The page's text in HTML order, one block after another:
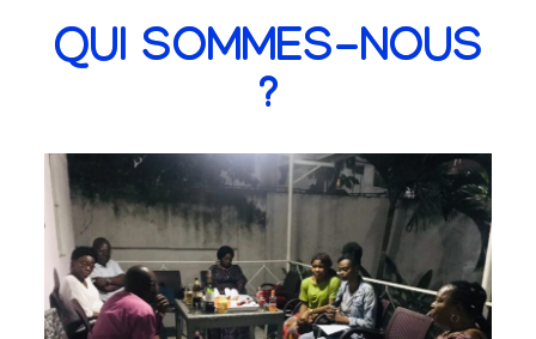
QUI SOMMES-NOUS
?